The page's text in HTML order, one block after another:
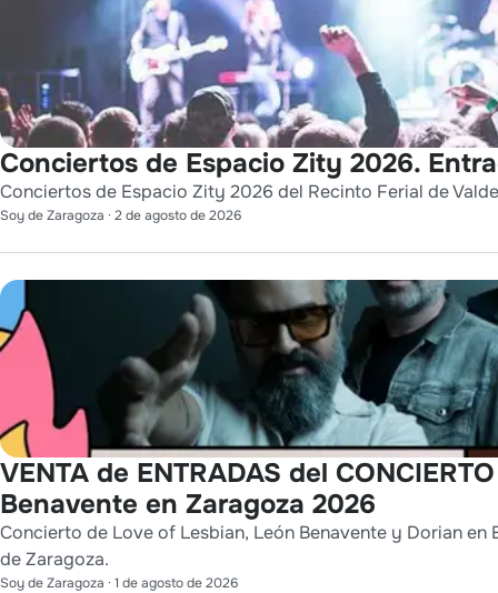
Conciertos de Espacio Zity 2026.
Conciertos de Espacio Zity 2026 del Recinto Ferial de
Soy de Zaragoza · 2 de agosto de 2026
VENTA de ENTRADAS del
Benavente en Zaragoza 2026
Concierto de Love of Lesbian, León Benavente y Dorian
de Zaragoza.
Soy de Zaragoza · 1 de agosto de 2026